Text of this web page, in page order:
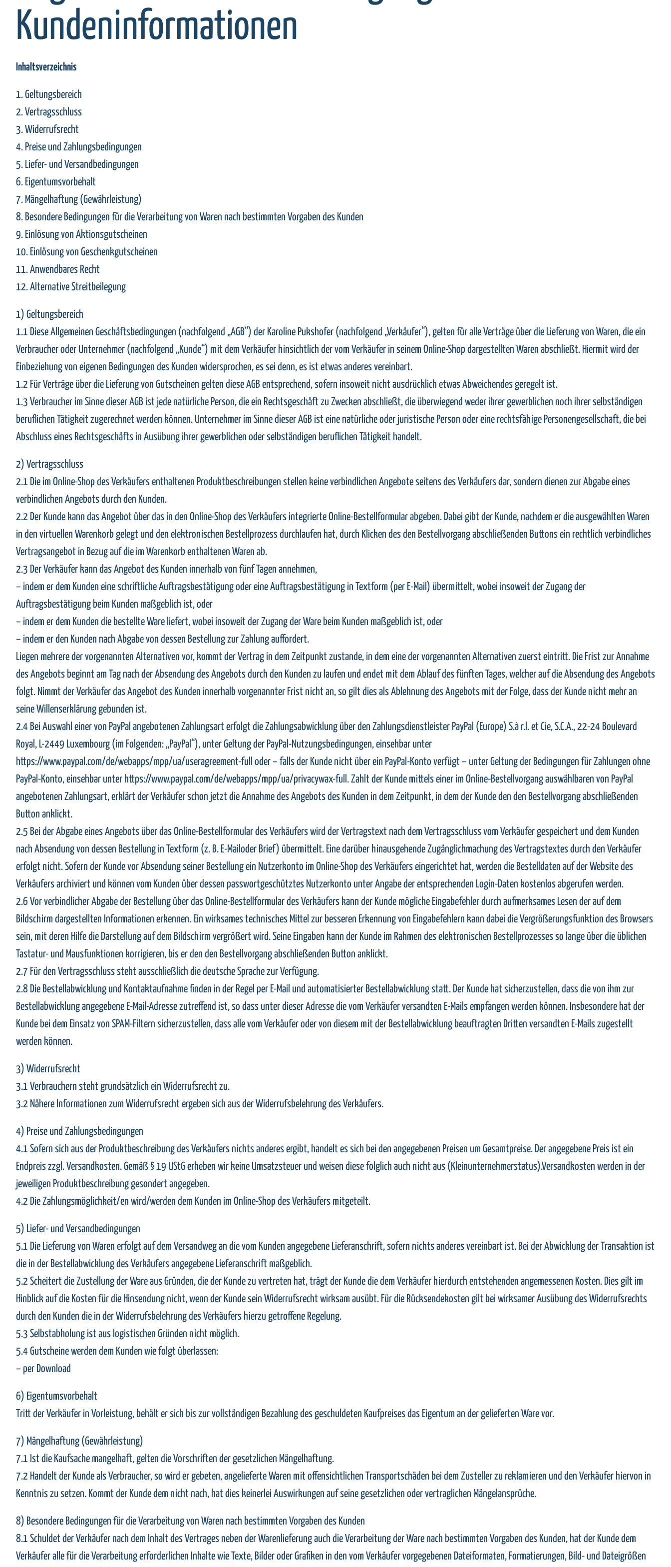
Kundeninformationen
Inhaltsverzeichnis
1. Geltungsbereich
2. Vertragsschluss
3. Widerrufsrecht
4. Preise und Zahlungsbedingungen
5. Liefer- und Versandbedingungen
6. Eigentumsvorbehalt
7. Mängelhaftung (Gewährleistung)
8. Besondere Bedingungen für die Verarbeitung von Waren nach bestimmten Vorgaben des Kunden
9. Einlösung von Aktionsgutscheinen
10. Einlösung von Geschenkgutscheinen
11. Anwendbares Recht
12. Alternative Streitbeilegung
1) Geltungsbereich
1.1 Diese Allgemeinen Geschäftsbedingungen (nachfolgend „AGB“) der Karoline Pukshofer (nachfolgend „Verkäufer“), gelten für alle Verträge über die Lieferung von Waren, die ein
Verbraucher oder Unternehmer (nachfolgend „Kunde“) mit dem Verkäufer hinsichtlich der vom Verkäufer in seinem Online-Shop dargestellten Waren abschließt. Hiermit wird der
Einbeziehung von eigenen Bedingungen des Kunden widersprochen, es sei denn, es ist etwas anderes vereinbart.
1.2 Für Verträge über die Lieferung von Gutscheinen gelten diese AGB entsprechend, sofern insoweit nicht ausdrücklich etwas Abweichendes geregelt ist.
1.3 Verbraucher im Sinne dieser AGB ist jede natürliche Person, die ein Rechtsgeschäft zu Zwecken abschließt, die überwiegend weder ihrer gewerblichen noch ihrer selbständigen
beruflichen Tätigkeit zugerechnet werden können. Unternehmer im Sinne dieser AGB ist eine natürliche oder juristische Person oder eine rechtsfähige Personengesellschaft, die bei
Abschluss eines Rechtsgeschäfts in Ausübung ihrer gewerblichen oder selbständigen beruflichen Tätigkeit handelt.
2) Vertragsschluss
2.1 Die im Online-Shop des Verkäufers enthaltenen Produktbeschreibungen stellen keine verbindlichen Angebote seitens des Verkäufers dar, sondern dienen zur Abgabe eines
verbindlichen Angebots durch den Kunden.
2.2 Der Kunde kann das Angebot über das in den Online-Shop des Verkäufers integrierte Online-Bestellformular abgeben. Dabei gibt der Kunde, nachdem er die ausgewählten Waren
in den virtuellen Warenkorb gelegt und den elektronischen Bestellprozess durchlaufen hat, durch Klicken des den Bestellvorgang abschließenden Buttons ein rechtlich verbindliches
Vertragsangebot in Bezug auf die im Warenkorb enthaltenen Waren ab.
2.3 Der Verkäufer kann das Angebot des Kunden innerhalb von fünf Tagen annehmen,
– indem er dem Kunden eine schriftliche Auftragsbestätigung oder eine Auftragsbestätigung in Textform (per E-Mail) übermittelt, wobei insoweit der Zugang der
Auftragsbestätigung beim Kunden maßgeblich ist, oder
– indem er dem Kunden die bestellte Ware liefert, wobei insoweit der Zugang der Ware beim Kunden maßgeblich ist, oder
– indem er den Kunden nach Abgabe von dessen Bestellung zur Zahlung auffordert.
Liegen mehrere der vorgenannten Alternativen vor, kommt der Vertrag in dem Zeitpunkt zustande, in dem eine der vorgenannten Alternativen zuerst eintritt. Die Frist zur Annahme
des Angebots beginnt am Tag nach der Absendung des Angebots durch den Kunden zu laufen und endet mit dem Ablauf des fünften Tages, welcher auf die Absendung des Angebots
folgt. Nimmt der Verkäufer das Angebot des Kunden innerhalb vorgenannter Frist nicht an, so gilt dies als Ablehnung des Angebots mit der Folge, dass der Kunde nicht mehr an
seine Willenserklärung gebunden ist.
2.4 Bei Auswahl einer von PayPal angebotenen Zahlungsart erfolgt die Zahlungsabwicklung über den Zahlungsdienstleister PayPal (Europe) S.à r.l. et Cie, S.C.A., 22-24 Boulevard
Royal, L-2449 Luxembourg (im Folgenden: „PayPal“), unter Geltung der PayPal-Nutzungsbedingungen, einsehbar unter
https://www.paypal.com/de/webapps/mpp/ua/useragreement-full oder – falls der Kunde nicht über ein PayPal-Konto verfügt – unter Geltung der Bedingungen für Zahlungen ohne
PayPal-Konto, einsehbar unter https://www.paypal.com/de/webapps/mpp/ua/privacywax-full. Zahlt der Kunde mittels einer im Online-Bestellvorgang auswählbaren von PayPal
angebotenen Zahlungsart, erklärt der Verkäufer schon jetzt die Annahme des Angebots des Kunden in dem Zeitpunkt, in dem der Kunde den den Bestellvorgang abschließenden
Button anklickt.
2.5 Bei der Abgabe eines Angebots über das Online-Bestellformular des Verkäufers wird der Vertragstext nach dem Vertragsschluss vom Verkäufer gespeichert und dem Kunden
nach Absendung von dessen Bestellung in Textform (z. B. E-Mailoder Brief) übermittelt. Eine darüber hinausgehende Zugänglichmachung des Vertragstextes durch den Verkäufer
erfolgt nicht. Sofern der Kunde vor Absendung seiner Bestellung ein Nutzerkonto im Online-Shop des Verkäufers eingerichtet hat, werden die Bestelldaten auf der Website des
Verkäufers archiviert und können vom Kunden über dessen passwortgeschütztes Nutzerkonto unter Angabe der entsprechenden Login-Daten kostenlos abgerufen werden.
2.6 Vor verbindlicher Abgabe der Bestellung über das Online-Bestellformular des Verkäufers kann der Kunde mögliche Eingabefehler durch aufmerksames Lesen der auf dem
Bildschirm dargestellten Informationen erkennen. Ein wirksames technisches Mittel zur besseren Erkennung von Eingabefehlern kann dabei die Vergrößerungsfunktion des Browsers
sein, mit deren Hilfe die Darstellung auf dem Bildschirm vergrößert wird. Seine Eingaben kann der Kunde im Rahmen des elektronischen Bestellprozesses so lange über die üblichen
Tastatur- und Mausfunktionen korrigieren, bis er den den Bestellvorgang abschließenden Button anklickt.
2.7 Für den Vertragsschluss steht ausschließlich die deutsche Sprache zur Verfügung.
2.8 Die Bestellabwicklung und Kontaktaufnahme finden in der Regel per E-Mail und automatisierter Bestellabwicklung statt. Der Kunde hat sicherzustellen, dass die von ihm zur
Bestellabwicklung angegebene E-Mail-Adresse zutreffend ist, so dass unter dieser Adresse die vom Verkäufer versandten E-Mails empfangen werden können. Insbesondere hat der
Kunde bei dem Einsatz von SPAM-Filtern sicherzustellen, dass alle vom Verkäufer oder von diesem mit der Bestellabwicklung beauftragten Dritten versandten E-Mails zugestellt
werden können.
3) Widerrufsrecht
3.1 Verbrauchern steht grundsätzlich ein Widerrufsrecht zu.
3.2 Nähere Informationen zum Widerrufsrecht ergeben sich aus der Widerrufsbelehrung des Verkäufers.
4) Preise und Zahlungsbedingungen
4.1 Sofern sich aus der Produktbeschreibung des Verkäufers nichts anderes ergibt, handelt es sich bei den angegebenen Preisen um Gesamtpreise. Der angegebene Preis ist ein
Endpreis zzgl. Versandkosten. Gemäß § 19 UStG erheben wir keine Umsatzsteuer und weisen diese folglich auch nicht aus (Kleinunternehmerstatus).Versandkosten werden in der
jeweiligen Produktbeschreibung gesondert angegeben.
4.2 Die Zahlungsmöglichkeit/en wird/werden dem Kunden im Online-Shop des Verkäufers mitgeteilt.
5) Liefer- und Versandbedingungen
5.1 Die Lieferung von Waren erfolgt auf dem Versandweg an die vom Kunden angegebene Lieferanschrift, sofern nichts anderes vereinbart ist. Bei der Abwicklung der Transaktion ist
die in der Bestellabwicklung des Verkäufers angegebene Lieferanschrift maßgeblich.
5.2 Scheitert die Zustellung der Ware aus Gründen, die der Kunde zu vertreten hat, trägt der Kunde die dem Verkäufer hierdurch entstehenden angemessenen Kosten. Dies gilt im
Hinblick auf die Kosten für die Hinsendung nicht, wenn der Kunde sein Widerrufsrecht wirksam ausübt. Für die Rücksendekosten gilt bei wirksamer Ausübung des Widerrufsrechts
durch den Kunden die in der Widerrufsbelehrung des Verkäufers hierzu getroffene Regelung.
5.3 Selbstabholung ist aus logistischen Gründen nicht möglich.
5.4 Gutscheine werden dem Kunden wie folgt überlassen:
– per Download
6) Eigentumsvorbehalt
Tritt der Verkäufer in Vorleistung, behält er sich bis zur vollständigen Bezahlung des geschuldeten Kaufpreises das Eigentum an der gelieferten Ware vor.
7) Mängelhaftung (Gewährleistung)
7.1 Ist die Kaufsache mangelhaft, gelten die Vorschriften der gesetzlichen Mängelhaftung.
7.2 Handelt der Kunde als Verbraucher, so wird er gebeten, angelieferte Waren mit offensichtlichen Transportschäden bei dem Zusteller zu reklamieren und den Verkäufer hiervon in
Kenntnis zu setzen. Kommt der Kunde dem nicht nach, hat dies keinerlei Auswirkungen auf seine gesetzlichen oder vertraglichen Mängelansprüche.
8) Besondere Bedingungen für die Verarbeitung von Waren nach bestimmten Vorgaben des Kunden
8.1 Schuldet der Verkäufer nach dem Inhalt des Vertrages neben der Warenlieferung auch die Verarbeitung der Ware nach bestimmten Vorgaben des Kunden, hat der Kunde dem
Verkäufer alle für die Verarbeitung erforderlichen Inhalte wie Texte, Bilder oder Grafiken in den vom Verkäufer vorgegebenen Dateiformaten, Formatierungen, Bild- und Dateigrößen